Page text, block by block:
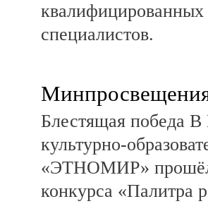
квалифицированных
специалистов.
Блестящая победа В
культурно-
«ЭТНОМИР» прошёл
конкурса «Палитра